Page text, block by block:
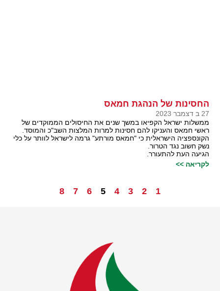
החסינות של הנהגת חמאס
27 ב דצמבר 2023
ממשלות ישראל הקפיאו במשך שנים את החיסולים הממוקדים של
ראשי חמאס והעניקו להם חסינות למרות המלצות השב"כ והמוסד.
הקונספציה הישראלית כי "חמאס מורתע" גרמה לישראל לוותר על כלי
נשק חשוב נגד הטרור.
הגיעה העת להתעורר.
לקריאה >>
1
2
3
4
5
6
7
8